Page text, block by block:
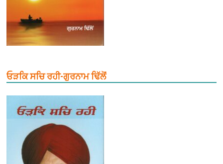
ਓੜਕਿ ਸਚਿ ਰਹੀ-ਗੁਰਨਾਮ ਢਿੱਲੋਂ